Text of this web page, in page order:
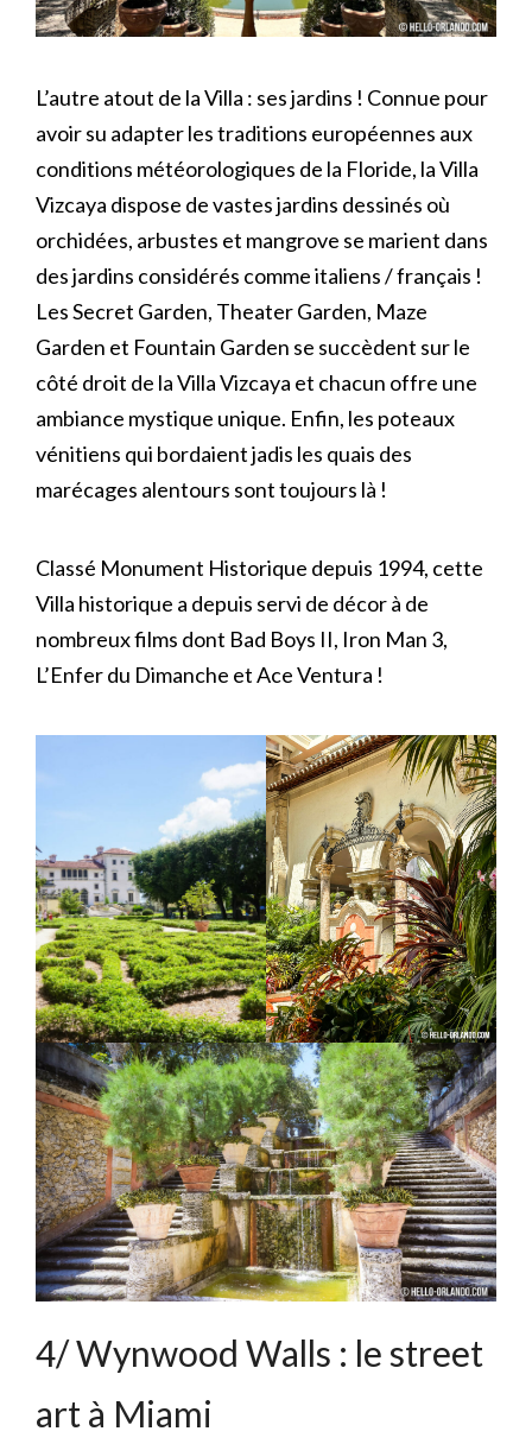
L’autre atout de la Villa : ses jardins ! Connue pour
avoir su adapter les traditions européennes aux
conditions météorologiques de la Floride, la Villa
Vizcaya dispose de vastes jardins dessinés où
orchidées, arbustes et mangrove se marient dans
des jardins considérés comme italiens / français !
Les Secret Garden, Theater Garden, Maze
Garden et Fountain Garden se succèdent sur le
côté droit de la Villa Vizcaya et chacun offre une
ambiance mystique unique. Enfin, les poteaux
vénitiens qui bordaient jadis les quais des
marécages alentours sont toujours là !
Classé Monument Historique depuis 1994, cette
Villa historique a depuis servi de décor à de
nombreux films dont Bad Boys II, Iron Man 3,
L’Enfer du Dimanche et Ace Ventura !
4/ Wynwood Walls : le street
art à Miami